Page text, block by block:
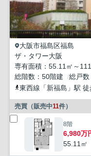
大阪市福島区福島
ザ・タワー大阪
専有面積
55.11㎡～
総階数
50階建 総戸数
東西線 「新福島 」駅
売買（販売中11件）
8階
6,980万
55.11㎡